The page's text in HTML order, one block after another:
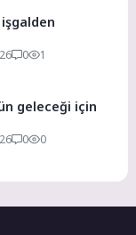
işgalden
0 1
geleceği için
0 0